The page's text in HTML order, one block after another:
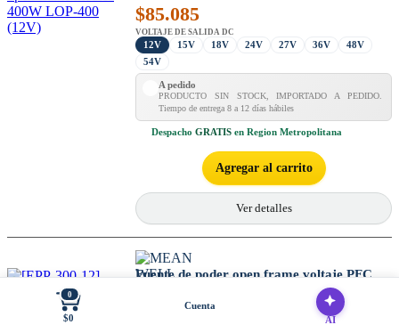
$85.085
VOLTAJE DE SALIDA DC
12V 15V 18V 24V 27V 36V
48V
54V
A pedido
PRODUCTO SIN STOCK, IMPORTADO A PEDIDO.
Tiempo de entrega 8 a 12 días hábiles
Despacho GRATIS en Region Metropolitana
Agregar al carrito
Ver detalles
Fuente de poder open frame voltaje PFC
EPP-300-12
0
$0
Cuenta
AI